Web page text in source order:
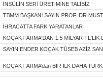
İNSÜLİN SERİ ÜRETİMİNE TALİBİZ
TBMM BAŞKANI SAYIN PROF. DR
İHRACATTA FARK YARATANLAR
KOÇAK FARMA'DAN 1.5 MİLYAR TL'LİK
SAYIN ENDER KOÇAK TÜSEB AZİZ
KOÇAK FARMA’dan BİR İLK DAHA